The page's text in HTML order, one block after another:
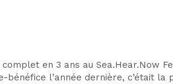
en 3 ans au Sea.Hear.Now
l’année dernière, c’était